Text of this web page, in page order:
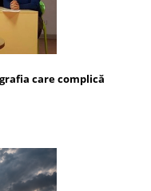
care complică